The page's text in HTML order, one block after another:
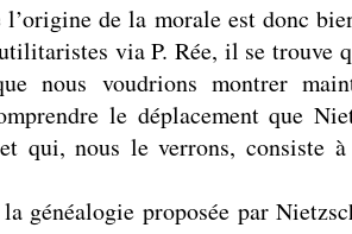
de la morale est donc
via P. Rée, il se trouve
nous voudrions montrer
le déplacement que
qui, nous le verrons, consiste
généalogie proposée par